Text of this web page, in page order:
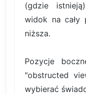
(gdzie
widok na cały
niższa.
Pozycje
"obstructed
wybierać